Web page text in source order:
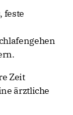
feste
Zeit
ärztliche